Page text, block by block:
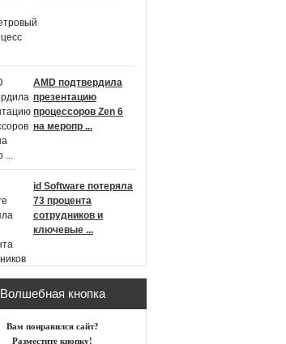
AMD подтвердила
презентацию
процессоров Zen 6
на меропр ...
id Software потеряла
73 процента
сотрудников и
ключевые ...
анонсировала новые
Волшебная кнопка
Вам понравился сайт?
Разместите кнопку!